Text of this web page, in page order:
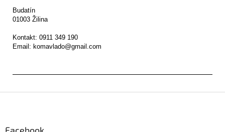
Budatín
01003 Žilina
Kontakt: 0911 349 190